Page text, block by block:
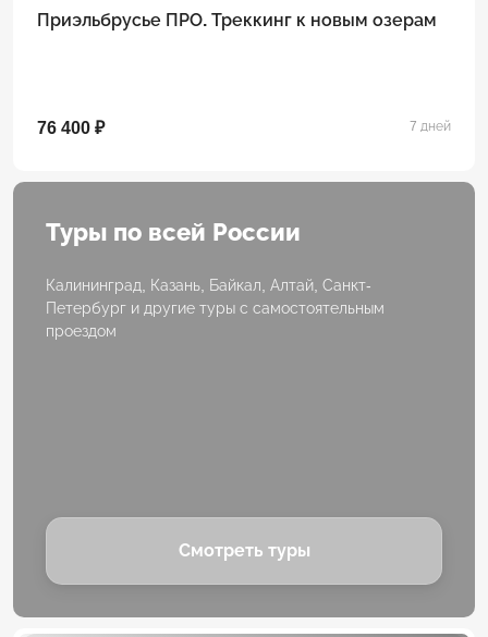
Приэльбрусье ПРО. Треккинг к новым озерам
76 400 ₽ 7 дней
Туры по всей России
Калининград, Казань, Байкал, Алтай, Санкт-
Петербург и другие туры с самостоятельным
проездом
Смотреть туры